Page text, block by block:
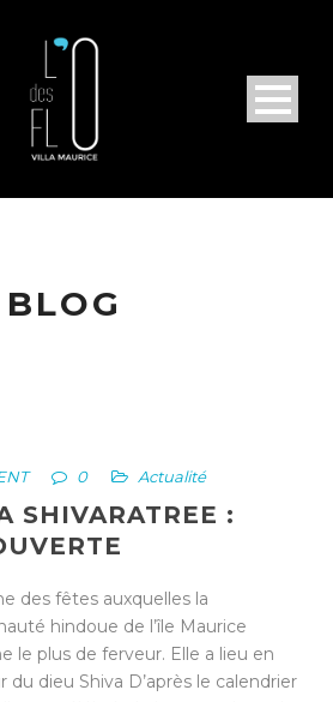
BLOG
0 Actualité
SHIVARATREE :
des fêtes auxquelles la
hindoue de l’île Maurice
le plus de ferveur. Elle a lieu en
du dieu Shiva D’après le calendrier